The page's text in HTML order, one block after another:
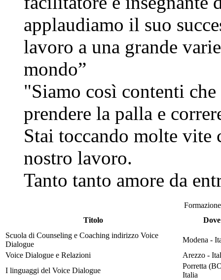
applaudiamo il suo
lavoro a una grande
mondo”
"Siamo così contenti
prendere la palla e
Stai toccando molte vite
nostro lavoro.
Tanto tanto amore da
Titolo
Dove
Scuola di Counseling e Coaching indirizzo Voice
Dialogue
Modena -
Voice Dialogue e Relazioni
Arezzo -
I linguaggi del Voice Dialogue
Porretta
Italia